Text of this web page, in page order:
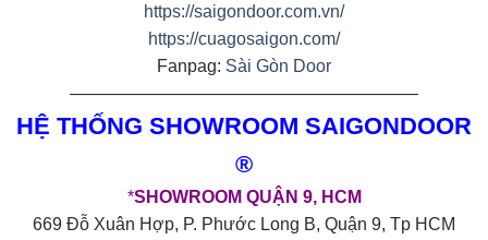
https://saigondoor.com.vn/
https://cuagosaigon.com/
Fanpag: Sài Gòn Door
————————————————————
HỆ THỐNG SHOWROOM SAIGONDOOR
®
*SHOWROOM QUẬN 9, HCM
669 Đỗ Xuân Hợp, P. Phước Long B, Quận 9, Tp HCM